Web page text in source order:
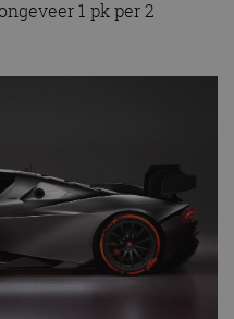
1 pk per 2